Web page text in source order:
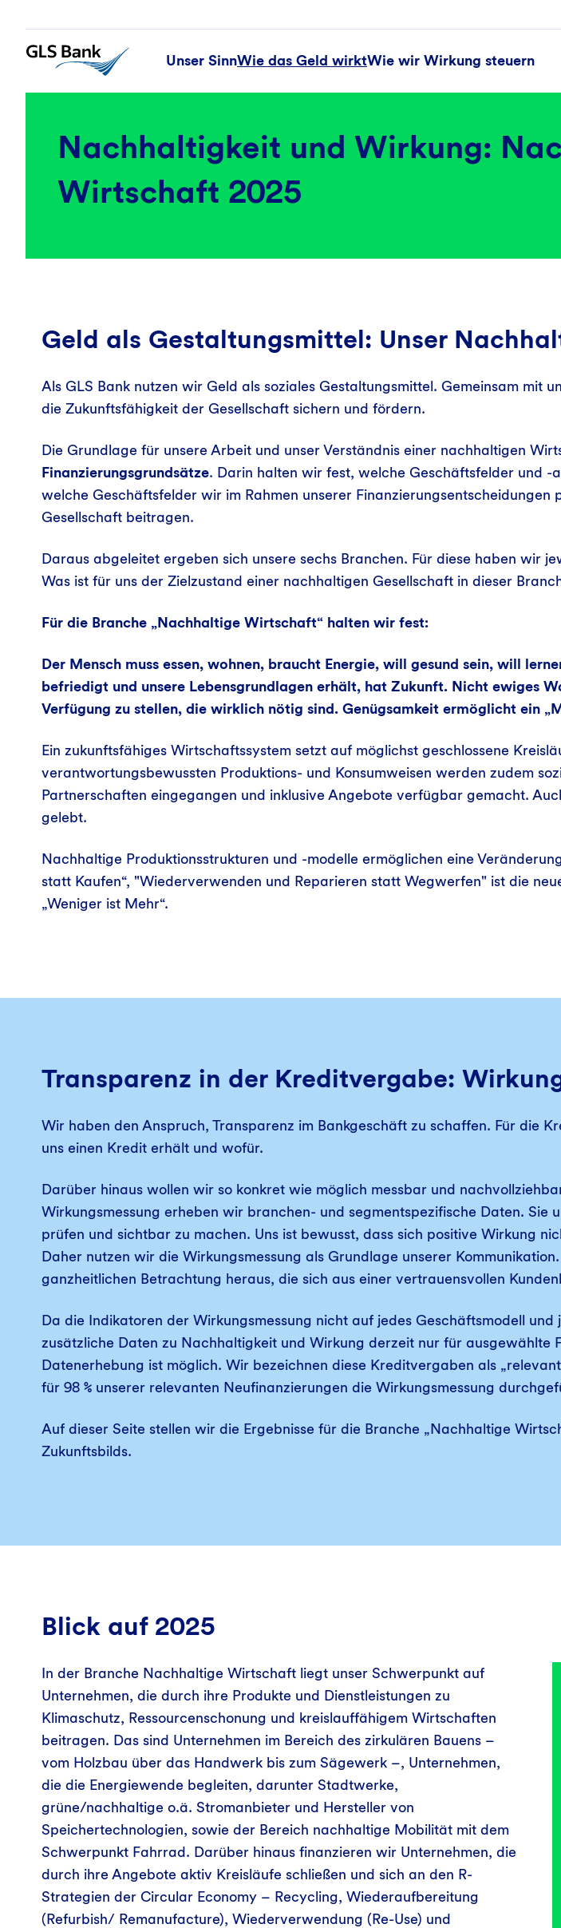
Unser SinnWie das Geld wirktWie wir Wirkung steuern
Nachhaltigkeit und Wirkung:
Wirtschaft 2025
Geld als Gestaltungsmittel: Unser
Als GLS Bank nutzen wir Geld als soziales Gestaltungsmittel. Gemeinsam mit
die Zukunftsfähigkeit der Gesellschaft sichern und fördern.
Die Grundlage für unsere Arbeit und unser Verständnis einer nachhaltigen
Finanzierungsgrundsätze. Darin halten wir fest, welche Geschäftsfelder und
welche Geschäftsfelder wir im Rahmen unserer
Gesellschaft beitragen.
Daraus abgeleitet ergeben sich unsere sechs Branchen. Für diese haben wir
Was ist für uns der Zielzustand einer nachhaltigen Gesellschaft in dieser
Für die Branche „Nachhaltige Wirtschaft“ halten wir fest:
Der Mensch muss essen, wohnen, braucht Energie, will gesund sein, will
befriedigt und unsere Lebensgrundlagen erhält, hat Zukunft. Nicht ewiges
Verfügung zu stellen, die wirklich nötig sind. Genügsamkeit ermöglicht ein
Ein zukunftsfähiges Wirtschaftssystem setzt auf möglichst geschlossene
verantwortungsbewussten Produktions- und Konsumweisen werden zudem
Partnerschaften eingegangen und inklusive Angebote verfügbar gemacht.
gelebt.
Nachhaltige Produktionsstrukturen und -modelle ermöglichen eine
statt Kaufen“, "Wiederverwenden und Reparieren statt Wegwerfen" ist die
„Weniger ist Mehr“.
Transparenz in der Kreditvergabe:
Wir haben den Anspruch, Transparenz im Bankgeschäft zu schaffen. Für die
uns einen Kredit erhält und wofür.
Darüber hinaus wollen wir so konkret wie möglich messbar und
Wirkungsmessung erheben wir branchen- und segmentspezifische Daten.
prüfen und sichtbar zu machen. Uns ist bewusst, dass sich positive Wirkung
Daher nutzen wir die Wirkungsmessung als Grundlage unserer
ganzheitlichen Betrachtung heraus, die sich aus einer vertrauensvollen
Da die Indikatoren der Wirkungsmessung nicht auf jedes Geschäftsmodell
zusätzliche Daten zu Nachhaltigkeit und Wirkung derzeit nur für ausgewählte
Datenerhebung ist möglich. Wir bezeichnen diese Kreditvergaben als
für 98 % unserer relevanten Neufinanzierungen die Wirkungsmessung
Auf dieser Seite stellen wir die Ergebnisse für die Branche „Nachhaltige
Zukunftsbilds.
Blick auf 2025
In der Branche Nachhaltige Wirtschaft liegt unser Schwerpunkt auf
Unternehmen, die durch ihre Produkte und Dienstleistungen zu
Klimaschutz, Ressourcenschonung und kreislauffähigem Wirtschaften
beitragen. Das sind Unternehmen im Bereich des zirkulären Bauens –
vom Holzbau über das Handwerk bis zum Sägewerk –, Unternehmen,
die die Energiewende begleiten, darunter Stadtwerke,
grüne/nachhaltige o.ä. Stromanbieter und Hersteller von
Speichertechnologien, sowie der Bereich nachhaltige Mobilität mit dem
Schwerpunkt Fahrrad. Darüber hinaus finanzieren wir Unternehmen, die
durch ihre Angebote aktiv Kreisläufe schließen und sich an den R-
Strategien der Circular Economy – Recycling, Wiederaufbereitung
(Refurbish/ Remanufacture), Wiederverwendung (Re-Use) und